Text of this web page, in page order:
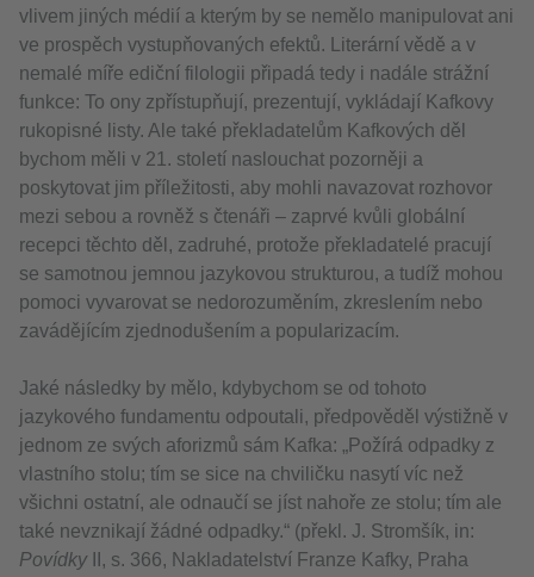
vlivem jiných médií a kterým by se nemělo manipulovat ani
ve prospěch vystupňovaných efektů. Literární vědě a v
nemalé míře ediční filologii připadá tedy i nadále strážní
funkce: To ony zpřístupňují, prezentují, vykládají Kafkovy
rukopisné listy. Ale také překladatelům Kafkových děl
bychom měli v 21. století naslouchat pozorněji a
poskytovat jim příležitosti, aby mohli navazovat rozhovor
mezi sebou a rovněž s čtenáři – zaprvé kvůli globální
recepci těchto děl, zadruhé, protože překladatelé pracují
se samotnou jemnou jazykovou strukturou, a tudíž mohou
pomoci vyvarovat se nedorozuměním, zkreslením nebo
zavádějícím zjednodušením a popularizacím.
Jaké následky by mělo, kdybychom se od tohoto
jazykového fundamentu odpoutali, předpověděl výstižně v
jednom ze svých aforizmů sám Kafka: „Požírá odpadky z
vlastního stolu; tím se sice na chviličku nasytí víc než
všichni ostatní, ale odnaučí se jíst nahoře ze stolu; tím ale
také nevznikají žádné odpadky.“ (překl. J. Stromšík, in:
Povídky
II, s. 366, Nakladatelství Franze Kafky, Praha